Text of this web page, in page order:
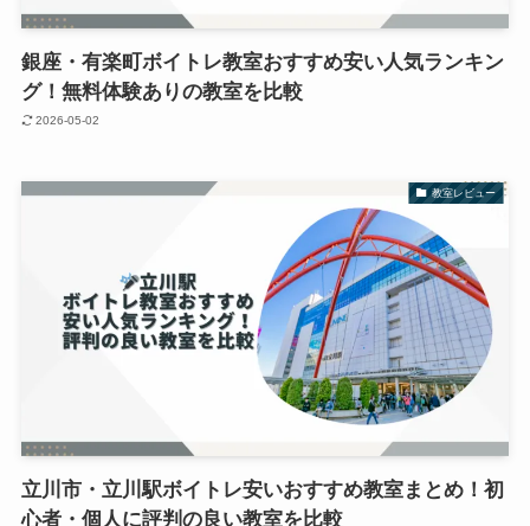
銀座・有楽町ボイトレ教室おすすめ安い人気ランキン
グ！無料体験ありの教室を比較
2026-05-02
教室レビュー
立川市・立川駅ボイトレ安いおすすめ教室まとめ！初
心者・個人に評判の良い教室を比較